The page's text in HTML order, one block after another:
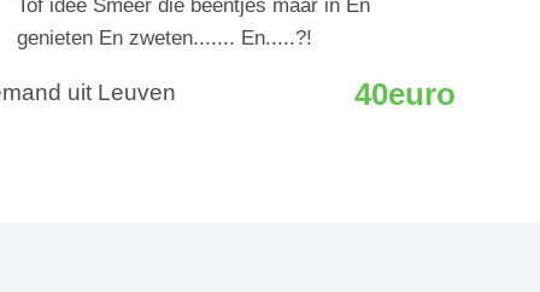
Tof idee Smeer die beentjes maar in En
genieten En zweten....... En.....?!
uit Leuven 40euro